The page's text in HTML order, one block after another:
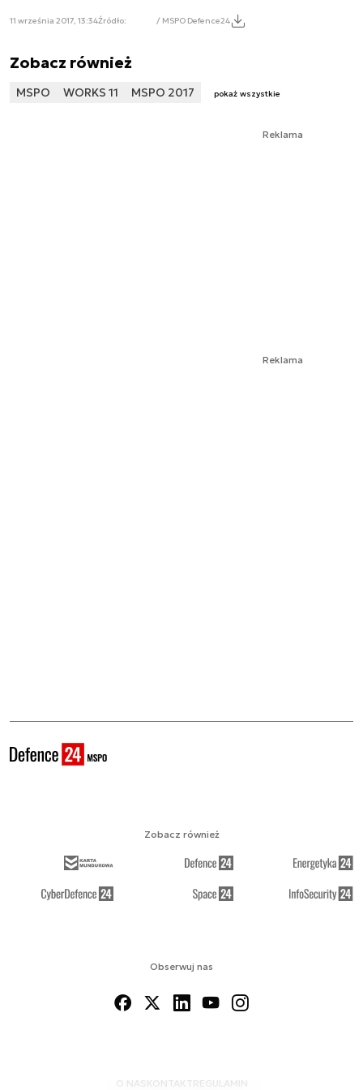
11 września 2017, 13:34Źródło: / MSPO Defence24
Zobacz również
MSPO WORKS 11 MSPO 2017 pokaż wszystkie
Reklama
Reklama
Obserwuj nas
O NAS KONTAKTREGULAMIN
Zobacz również